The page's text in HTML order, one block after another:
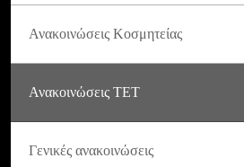
Ανακοινώσεις Κοσμητείας
Ανακοινώσεις ΤΕΤ
Γενικές ανακοινώσεις